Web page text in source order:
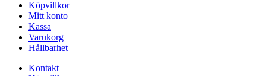
Köpvillkor
Mitt konto
Kassa
Varukorg
Hållbarhet
Kontakt